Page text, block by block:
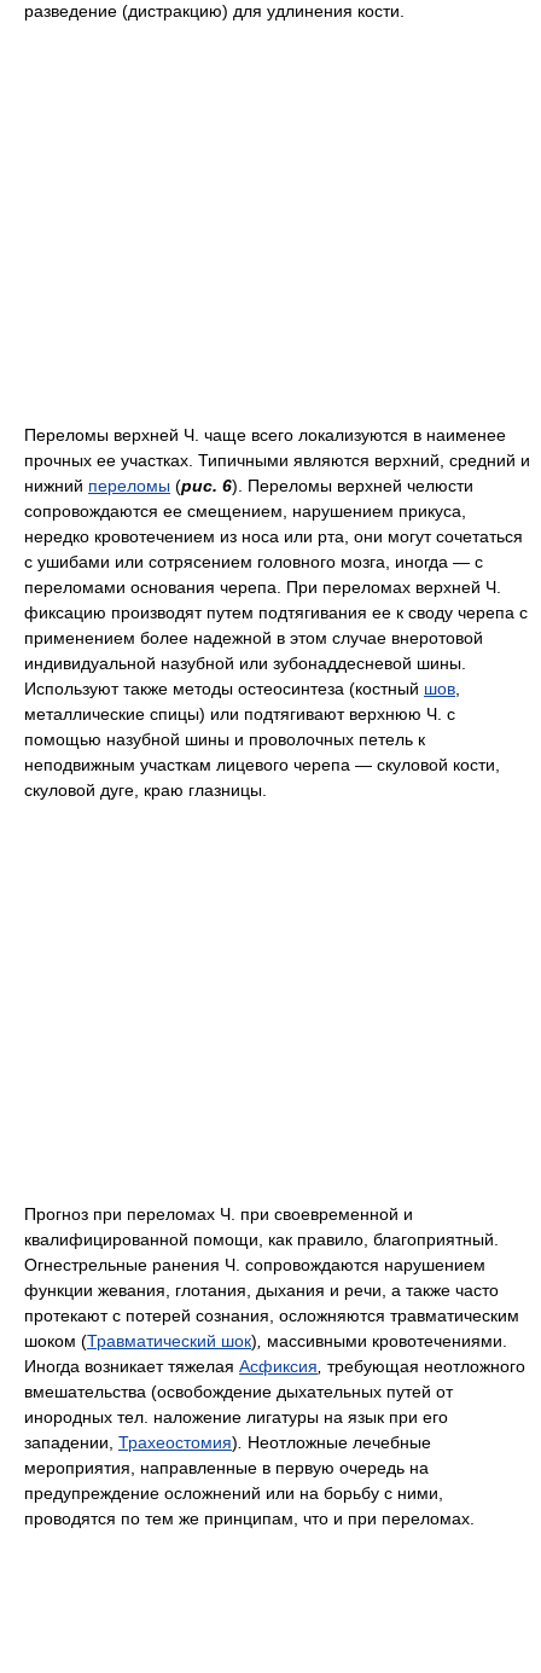
разведение (дистракцию) для удлинения кости.
Переломы верхней Ч. чаще всего локализуются в наименее
прочных ее участках. Типичными являются верхний, средний и
нижний переломы (рис. 6). Переломы верхней челюсти
сопровождаются ее смещением, нарушением прикуса,
нередко кровотечением из носа или рта, они могут сочетаться
с ушибами или сотрясением головного мозга, иногда — с
переломами основания черепа. При переломах верхней Ч.
фиксацию производят путем подтягивания ее к своду черепа с
применением более надежной в этом случае внеротовой
индивидуальной назубной или зубонаддесневой шины.
Используют также методы остеосинтеза (костный шов,
металлические спицы) или подтягивают верхнюю Ч. с
помощью назубной шины и проволочных петель к
неподвижным участкам лицевого черепа — скуловой кости,
скуловой дуге, краю глазницы.
Прогноз при переломах Ч. при своевременной и
квалифицированной помощи, как правило, благоприятный.
Огнестрельные ранения Ч. сопровождаются нарушением
функции жевания, глотания, дыхания и речи, а также часто
протекают с потерей сознания, осложняются травматическим
шоком (Травматический шок), массивными кровотечениями.
Иногда возникает тяжелая Асфиксия, требующая неотложного
вмешательства (освобождение дыхательных путей от
инородных тел. наложение лигатуры на язык при его
западении, Трахеостомия). Неотложные лечебные
мероприятия, направленные в первую очередь на
предупреждение осложнений или на борьбу с ними,
проводятся по тем же принципам, что и при переломах.